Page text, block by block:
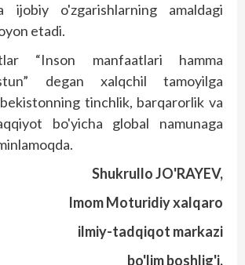
ijobiy o'zgarishlarning amaldagi
etadi.
“Inson manfaatlari hamma
degan xalqchil tamoyilga
tinchlik, barqarorlik va
bo'yicha global namunaga
Shukrullo JO'RAYEV,
Imom Moturidiy xalqaro
ilmiy-tadqiqot markazi
bo'lim boshlig'i.